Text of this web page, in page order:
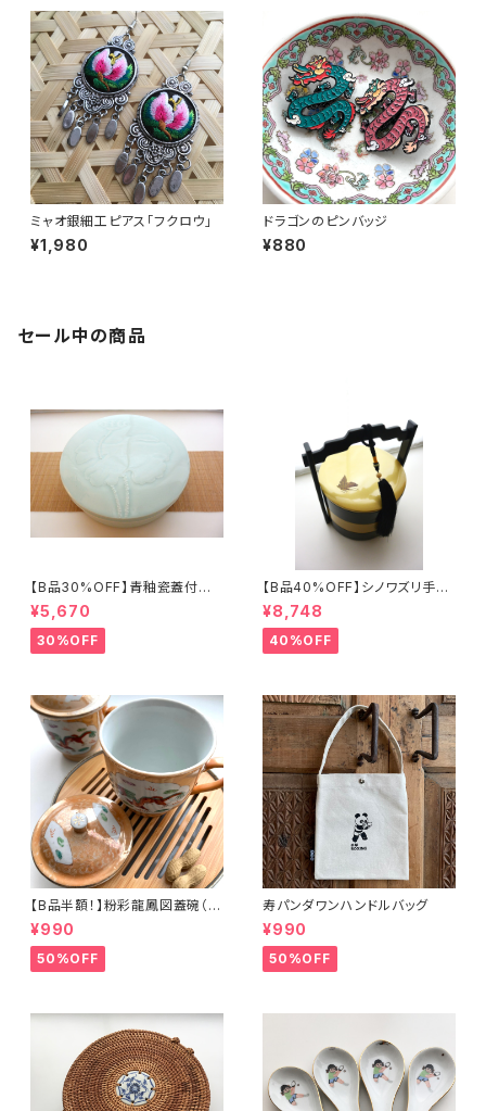
ミャオ銀細工ピアス「フクロウ」
¥1,980
ドラゴンのピンバッジ
¥880
セール中の商品
【B品30%OFF】青釉瓷蓋付盒
（蓮の実）
¥5,670
30%OFF
【B品40%OFF】シノワズリ手提
げ三段重「バタフライ」
¥8,748
40%OFF
【B品半額！】粉彩龍鳳図蓋碗（8
0年代景徳鎮デッドストック）
¥990
50%OFF
寿パンダワンハンドルバッグ
¥990
50%OFF